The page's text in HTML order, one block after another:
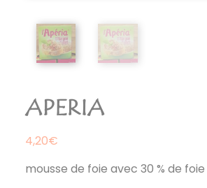
APERIA
4,20€
mousse de foie avec 30 % de